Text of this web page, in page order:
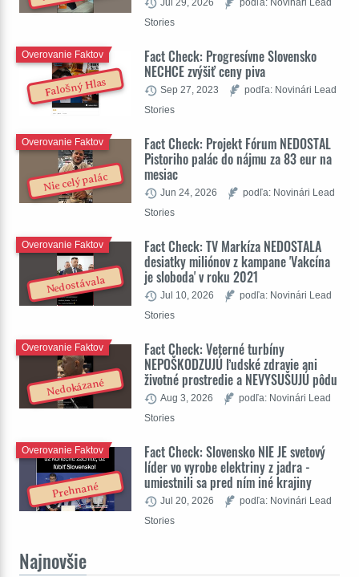
Jul 29, 2026
podľa: Novinári Lead
Stories
Falošný Hlas
Fact Check: Progresívne Slovensko
NECHCE zvýšiť ceny piva
Overovanie Faktov
Sep 27, 2023
podľa: Novinári Lead
Stories
Nie celý palác
Fact Check: Projekt Fórum NEDOSTAL
Pistoriho palác do nájmu za 83 eur na
mesiac
Overovanie Faktov
Jun 24, 2026
podľa: Novinári Lead
Stories
Nedostávala
Fact Check: TV Markíza NEDOSTALA
desiatky miliónov z kampane 'Vakcína
je sloboda' v roku 2021
Overovanie Faktov
Jul 10, 2026
podľa: Novinári Lead
Stories
Nedokázané
Fact Check: Veterné turbíny
NEPOŠKODZUJÚ ľudské zdravie ani
životné prostredie a NEVYSUŠUJÚ pôdu
Overovanie Faktov
Aug 3, 2026
podľa: Novinári Lead
Stories
Prehnané
Fact Check: Slovensko NIE JE svetový
líder vo vyrobe elektriny z jadra -
umiestnili sa pred ním iné krajiny
Overovanie Faktov
Jul 20, 2026
podľa: Novinári Lead
Stories
Najnovšie